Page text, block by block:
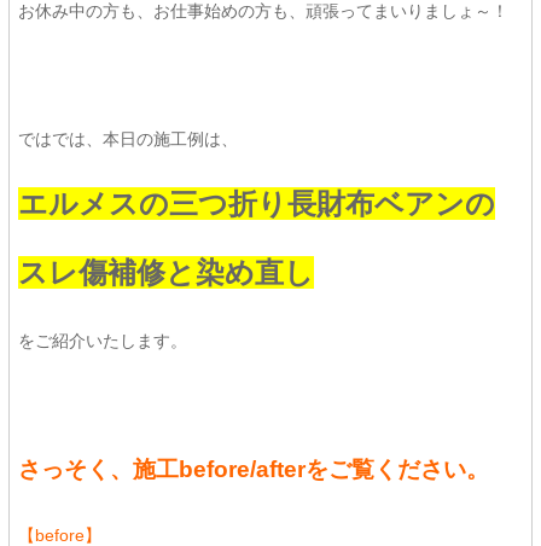
お休み中の方も、お仕事始めの方も、頑張ってまいりましょ～！
ではでは、本日の施工例は、
エルメスの三つ折り長財布ベアンの
スレ傷補修と染め直し
をご紹介いたします。
さっそく、施工before/afterをご覧ください。
【before】